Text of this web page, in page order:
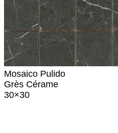
Mosaico Pulido
Grès Cérame
30×30